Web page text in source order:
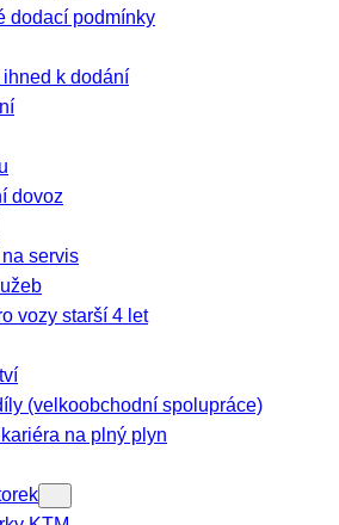
dodací podmínky
k dodání
dovoz
servis
vozy starší 4 let
(velkoobchodní spolupráce)
na plný plyn